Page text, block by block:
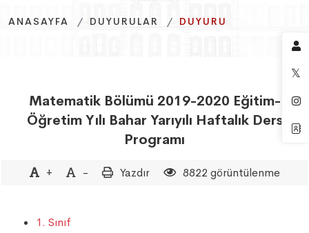
ANASAYFA DUYURULAR DUYURU
ANASAYFA DUYURULAR DUYURU
ANASAYFA DUYURULAR DUYURU
Matematik Bölümü 2019-2020 Eğitim-
Öğretim Yılı Bahar Yarıyılı Haftalık Ders
Programı
+ - Yazdır 8822 görüntülenme
1. Sınıf